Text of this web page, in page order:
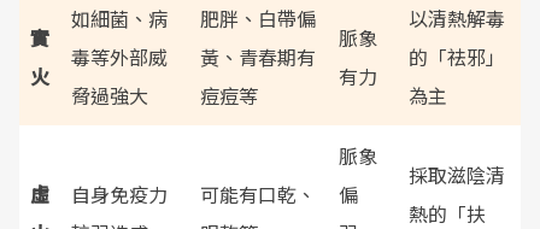
實
火
如細菌、病
毒等外部威
脅過強大
肥胖、白帶偏
黃、青春期有
痘痘等
脈象
有力
以清熱解毒
的「祛邪」
為主
虛
自身免疫力
可能有口乾、
脈象
偏
採取滋陰清
熱的「扶